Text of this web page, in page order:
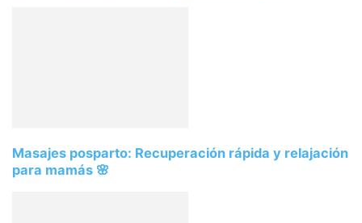
Masajes posparto: Recuperación rápida y relajación
para mamás 🌸